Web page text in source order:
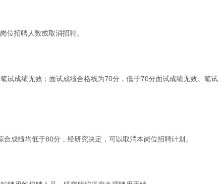
位招聘人数或取消招聘。
试成绩无效；面试成绩合格线为70分，低于70分面试成绩无效。笔试
成绩均低于80分，经研究决定，可以取消本岗位招聘计划。